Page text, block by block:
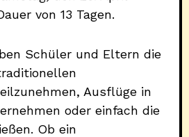
von 13 Tagen.
Schüler und Eltern die
Ausflüge in
oder einfach die
Ob ein